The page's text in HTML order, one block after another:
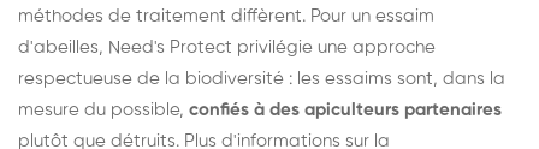
méthodes de traitement diffèrent. Pour un essaim
d'abeilles, Need's Protect privilégie une approche
respectueuse de la biodiversité : les essaims sont, dans la
mesure du possible, confiés à des apiculteurs partenaires
plutôt que détruits. Plus d'informations sur la